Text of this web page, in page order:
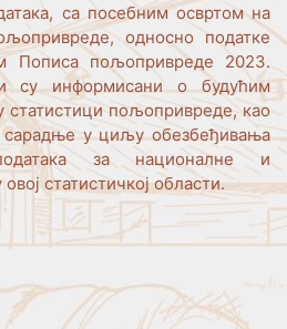
са посебним освртом на
односно податке
Пописа пољопривреде 2023.
су информисани о будућим
статистици пољопривреде, као
сарадње у циљу обезбеђивања
за националне и
статистичкој области.